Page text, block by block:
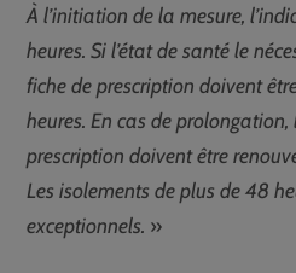
À l’initiation de la mesure,
heures. Si l’état de santé le
fiche de prescription doivent
heures. En cas de
prescription doivent être
Les isolements de plus de 48
exceptionnels. »